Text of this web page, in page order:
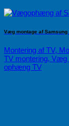
Væg montage af
Montering af TV,
TV montering,
ophæng TV